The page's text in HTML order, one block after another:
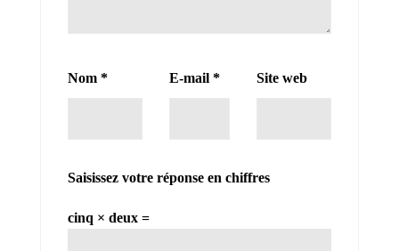
Nom * E-mail * Site web
Saisissez votre réponse en chiffres
cinq × deux =